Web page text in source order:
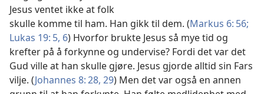
Jesus ventet ikke at folk
skulle komme til ham. Han gikk til dem. (Markus 6: 56;
Lukas 19: 5, 6) Hvorfor brukte Jesus så mye tid og
krefter på å forkynne og undervise? Fordi det var det
Gud ville at han skulle gjøre. Jesus gjorde alltid sin Fars
vilje. (Johannes 8: 28, 29) Men det var også en annen